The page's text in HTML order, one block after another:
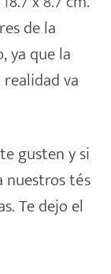
de la
ya que la
va
gusten y si
nuestros tés
Te dejo el